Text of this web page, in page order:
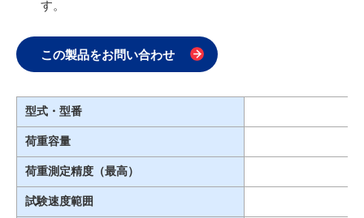
す。
この製品をお問い合わせ
型式・型番
荷重容量
荷重測定精度（最高）
試験速度範囲